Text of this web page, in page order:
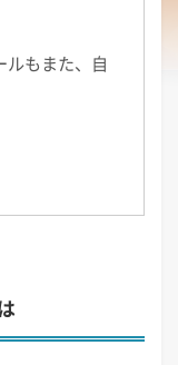
ルもまた、自